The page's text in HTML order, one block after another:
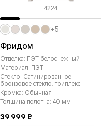
4224
Фридом
Отделка: ПЭТ белоснежный
Материал: ПЭТ
Стекло: Сатинированное
бронзовое стекло, триплекс
Кромка: Обычная
Толщина полотна: 40 мм
39 999 ₽
+5